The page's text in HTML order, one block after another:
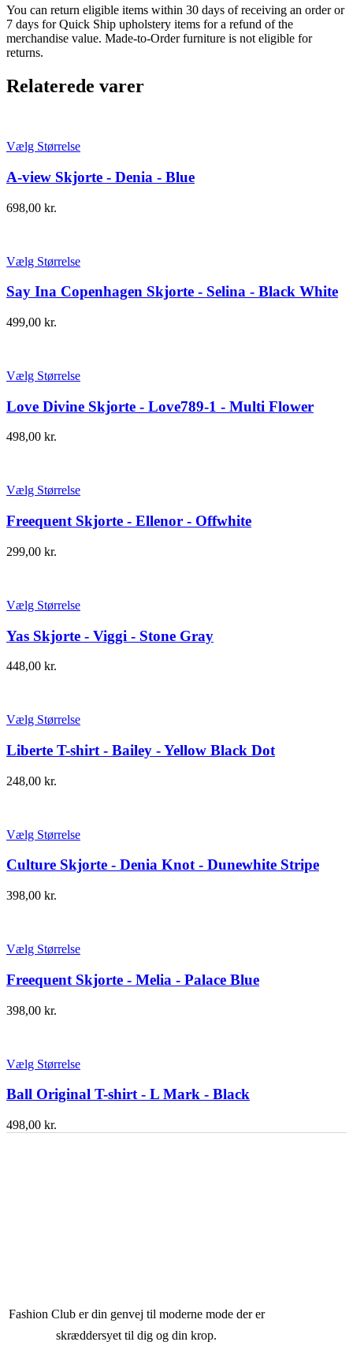
You can return eligible items within 30 days of receiving an order or
7 days for Quick Ship upholstery items for a refund of the
merchandise value. Made-to-Order furniture is not eligible for
returns.
Relaterede varer
Vælg Størrelse
A-view Skjorte - Denia - Blue
698,00 kr.
Vælg Størrelse
Say Ina Copenhagen Skjorte - Selina - Black White
499,00 kr.
Vælg Størrelse
Love Divine Skjorte - Love789-1 - Multi Flower
498,00 kr.
Vælg Størrelse
Freequent Skjorte - Ellenor - Offwhite
299,00 kr.
Vælg Størrelse
Yas Skjorte - Viggi - Stone Gray
448,00 kr.
Vælg Størrelse
Liberte T-shirt - Bailey - Yellow Black Dot
248,00 kr.
Vælg Størrelse
Culture Skjorte - Denia Knot - Dunewhite Stripe
398,00 kr.
Vælg Størrelse
Freequent Skjorte - Melia - Palace Blue
398,00 kr.
Vælg Størrelse
Ball Original T-shirt - L Mark - Black
498,00 kr.
Fashion Club er din genvej til moderne mode der er
skræddersyet til dig og din krop.